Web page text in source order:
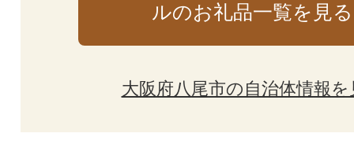
ルのお礼品一覧を見る
大阪府八尾市の自治体情報を